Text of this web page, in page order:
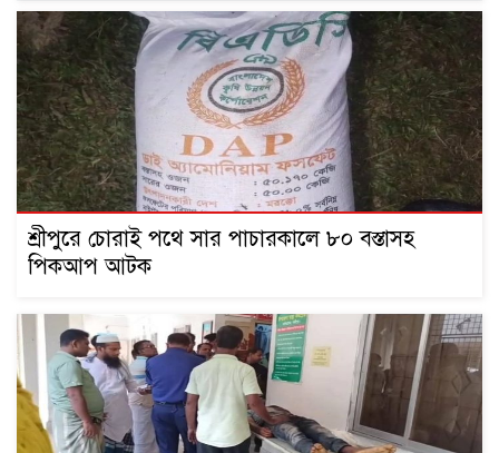
শ্রীপুরে চোরাই পথে সার পাচারকালে ৮০ বস্তাসহ
পিকআপ আটক